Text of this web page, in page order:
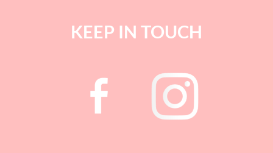
KEEP IN TOUCH